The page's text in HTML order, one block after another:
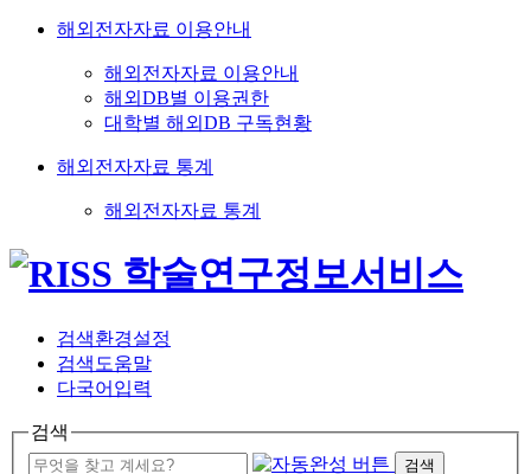
해외전자자료 이용안내
해외전자자료 이용안내
해외DB별 이용권한
대학별 해외DB 구독현황
해외전자자료 통계
해외전자자료 통계
검색환경설정
검색도움말
다국어입력
검색
검색